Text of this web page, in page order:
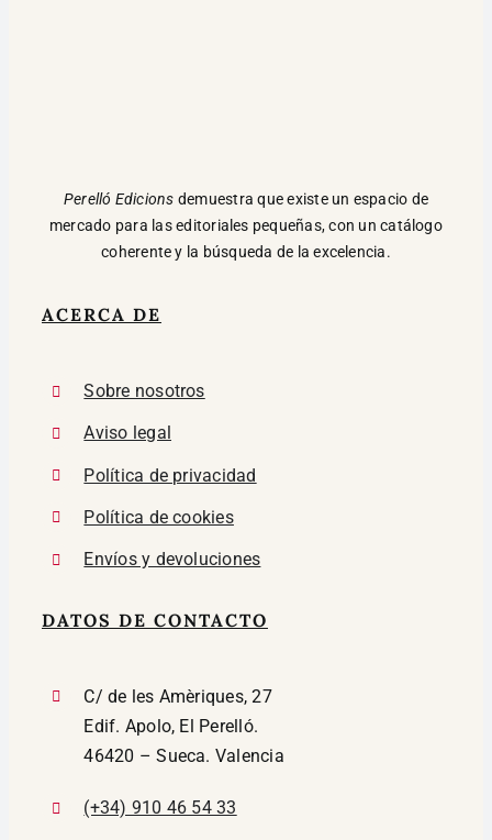
Perelló Edicions demuestra que existe un espacio de
mercado para las editoriales pequeñas, con un catálogo
coherente y la búsqueda de la excelencia.
ACERCA DE
Sobre nosotros
Aviso legal
Política de privacidad
Política de cookies
Envíos y devoluciones
DATOS DE CONTACTO
C/ de les Amèriques, 27
Edif. Apolo, El Perelló.
46420 – Sueca. Valencia
(+34) 910 46 54 33